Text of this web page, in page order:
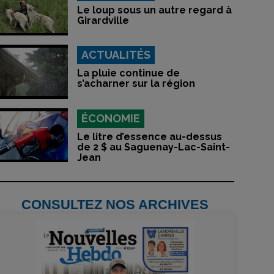
Le loup sous un autre regard à
Girardville
ACTUALITÉS
La pluie continue de
s’acharner sur la région
ÉCONOMIE
Le litre d’essence au-dessus
de 2 $ au Saguenay-Lac-Saint-
Jean
CONSULTEZ NOS ARCHIVES